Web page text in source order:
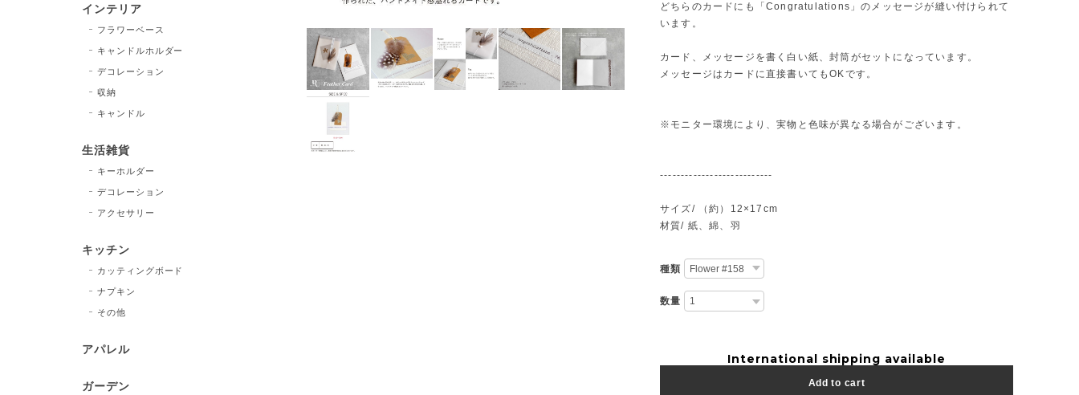
どちらのカードにも「Congratulations」のメッセージが縫い付けられて
います。
カード、メッセージを書く白い紙、封筒がセットになっています。
メッセージはカードに直接書いてもOKです。
※モニター環境により、実物と色味が異なる場合がございます。
---------------------------
サイズ/ （約）12×17cm
材質/ 紙、綿、羽
種類
数量
International shipping available
Add to cart
インテリア
フラワーベース
キャンドルホルダー
デコレーション
収納
キャンドル
生活雑貨
キーホルダー
デコレーション
アクセサリー
キッチン
カッティングボード
ナプキン
その他
アパレル
ガーデン